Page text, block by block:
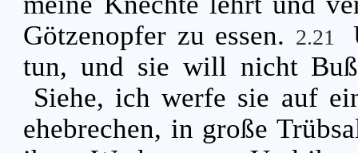
Götzenopfer zu essen. 2.21
tun, und sie will nicht
Siehe, ich werfe sie auf
ehebrechen, in große